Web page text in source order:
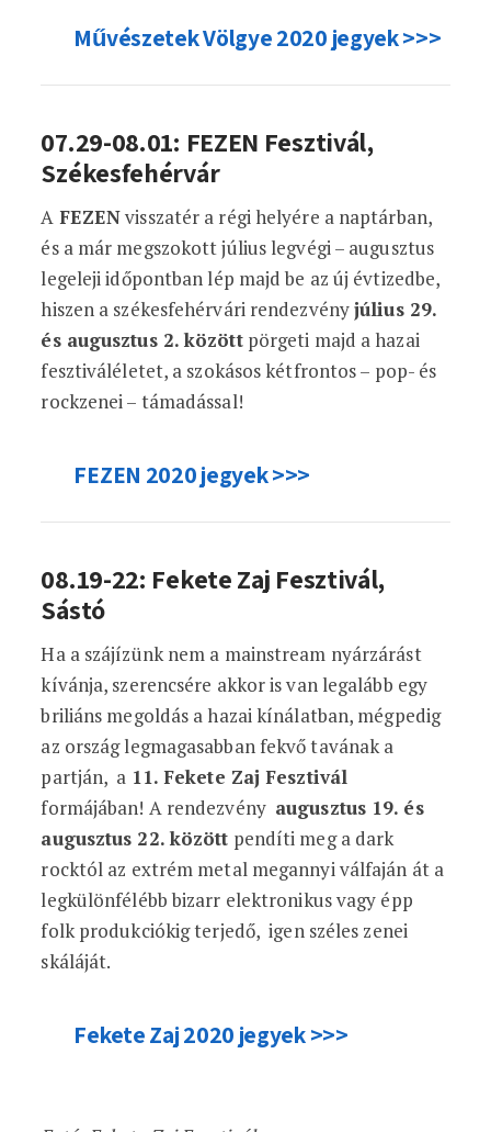
Művészetek Völgye 2020 jegyek >>>
07.29-08.01: FEZEN Fesztivál,
Székesfehérvár
A FEZENvisszatér a régi helyére a naptárban,
és a már megszokott július legvégi – augusztus
legeleji időpontban lép majd be az új évtizedbe,
hiszen a székesfehérvári rendezvényjúlius 29.
és augusztus 2. közöttpörgeti majd a hazai
fesztiváléletet, a szokásos kétfrontos – pop- és
rockzenei – támadással!
FEZEN 2020 jegyek >>>
08.19-22: Fekete Zaj Fesztivál,
Sástó
Ha a szájízünk nem a mainstream nyárzárást
kívánja, szerencsére akkor is van legalább egy
briliáns megoldás a hazai kínálatban, mégpedig
az ország legmagasabban fekvő tavának a
partján, a 11. Fekete Zaj Fesztivál
formájában! A rendezvény augusztus 19. és
augusztus 22. között pendíti meg a dark
rocktól az extrém metal megannyi válfaján át a
legkülönfélébb bizarr elektronikus vagy épp
folk produkciókig terjedő, igen széles zenei
skáláját.
Fekete Zaj 2020 jegyek >>>